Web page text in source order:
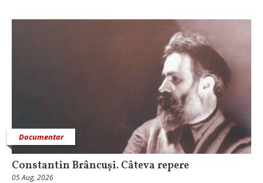
Documentar
Constantin Brâncuși. Câteva repere
05 Aug, 2026